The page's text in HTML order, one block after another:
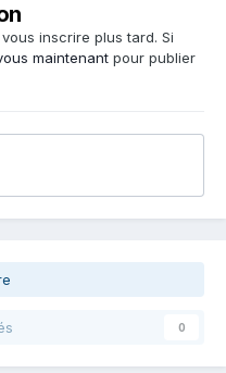
inscrire plus tard. Si
maintenant pour publier
0